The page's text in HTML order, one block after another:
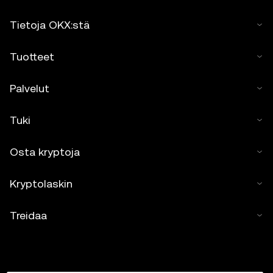
Tietoja OKX:stä
Tuotteet
Palvelut
Tuki
Osta kryptoja
Kryptolaskin
Treidaa